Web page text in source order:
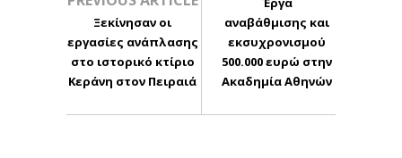
Ξεκίνησαν οι
εργασίες ανάπλασης
στο ιστορικό κτίριο
Κεράνη στον Πειραιά
αναβάθμισης και
εκσυχρονισμού
500.000 ευρώ στην
Ακαδημία Αθηνών